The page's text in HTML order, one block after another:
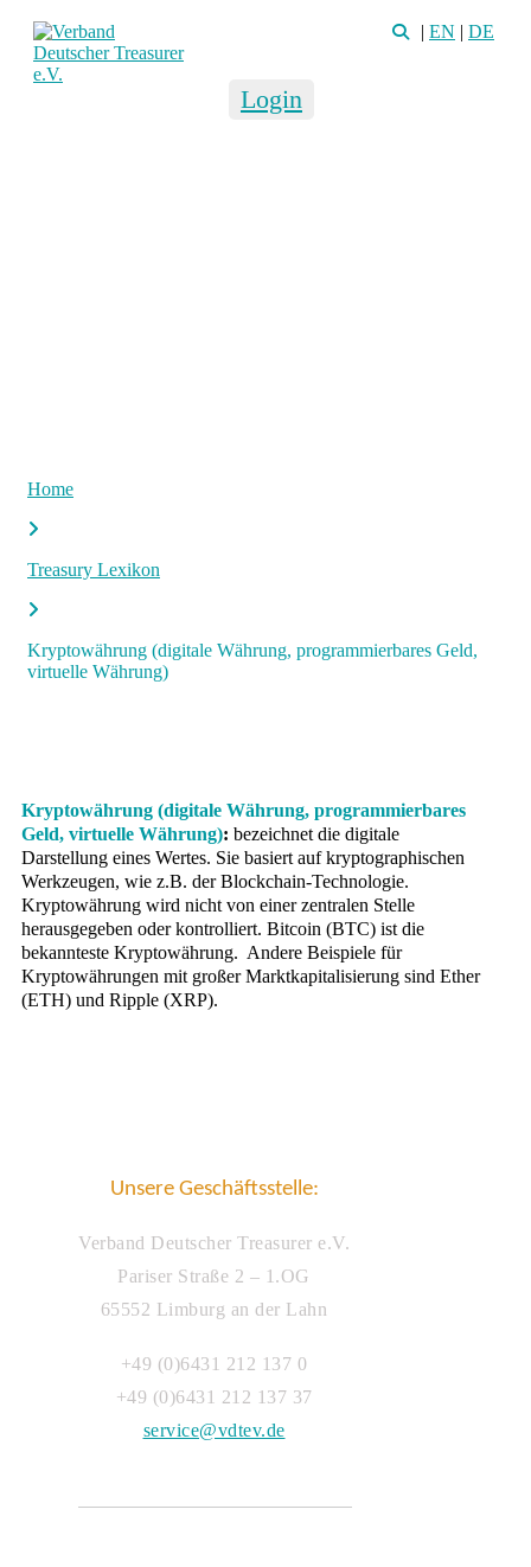
| EN | DE
Login
Home
Treasury Lexikon
Kryptowährung (digitale Währung, programmierbares Geld,
virtuelle Währung)
Kryptowährung (digitale Währung, programmierbares
Geld, virtuelle Währung): bezeichnet die digitale
Darstellung eines Wertes. Sie basiert auf kryptographischen
Werkzeugen, wie z.B. der Blockchain-Technologie.
Kryptowährung wird nicht von einer zentralen Stelle
herausgegeben oder kontrolliert. Bitcoin (BTC) ist die
bekannteste Kryptowährung. Andere Beispiele für
Kryptowährungen mit großer Marktkapitalisierung sind Ether
(ETH) und Ripple (XRP).
Unsere Geschäftsstelle:
Verband Deutscher Treasurer e.V.
Pariser Straße 2 – 1.OG
65552 Limburg an der Lahn
+49 (0)6431 212 137 0
+49 (0)6431 212 137 37
service@vdtev.de